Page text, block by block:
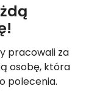
pracowali za
osobę, która
polecenia.